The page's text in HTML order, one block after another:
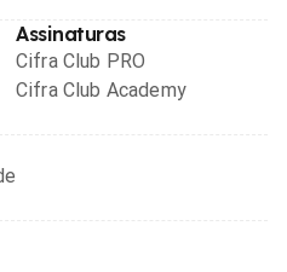
Assinaturas
Cifra Club PRO
Cifra Club Academy